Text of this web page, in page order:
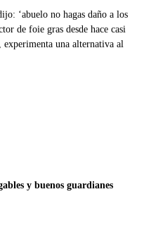
‘abuelo no hagas daño a los
de foie gras desde hace casi
experimenta una alternativa al
y buenos guardianes